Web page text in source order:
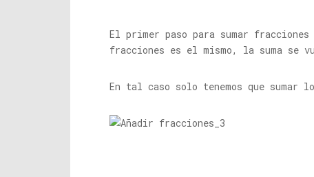
El primer paso para sumar fracciones
fracciones es el mismo, la suma se
En tal caso solo tenemos que sumar